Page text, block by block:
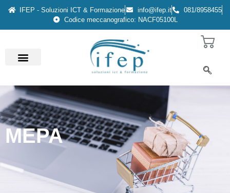
IFEP - Soluzioni ICT & Formazione info@ifep.it
081/8958455
Codice meccanografico: NACF05100L
MEPA